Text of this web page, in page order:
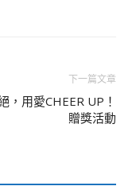
下一篇文章
，用愛CHEER UP！
贈獎活動